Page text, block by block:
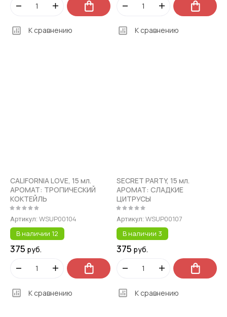
К сравнению К сравнению
CALIFORNIA LOVE, 15 мл.
АРОМАТ: ТРОПИЧЕСКИЙ
КОКТЕЙЛЬ
Артикул: WSUP00104
В наличии 12
375 руб.
К сравнению
SECRET PARTY, 15 мл.
АРОМАТ: СЛАДКИЕ
ЦИТРУСЫ
Артикул: WSUP00107
В наличии 3
375 руб.
К сравнению